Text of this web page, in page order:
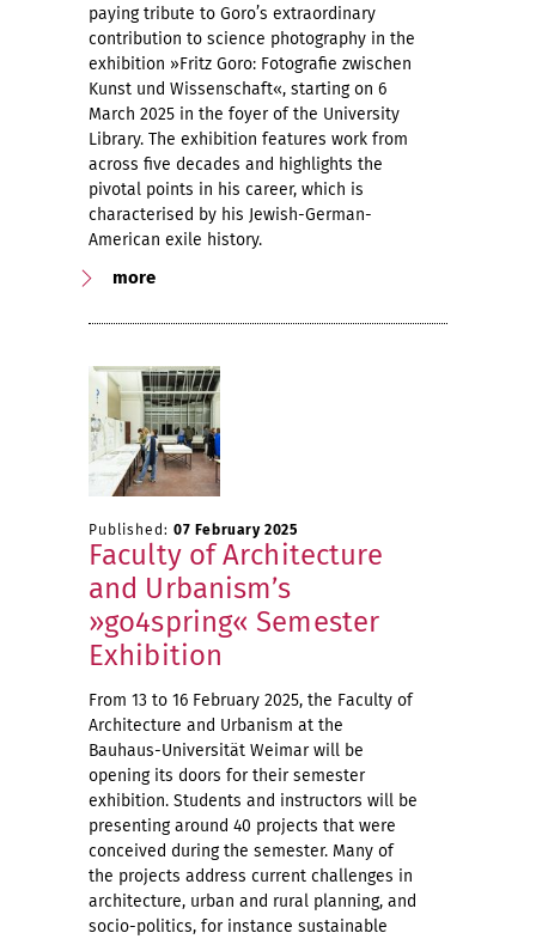
paying tribute to Goro’s extraordinary
contribution to science photography in the
exhibition »Fritz Goro: Fotografie zwischen
Kunst und Wissenschaft«, starting on 6
March 2025 in the foyer of the University
Library. The exhibition features work from
across five decades and highlights the
pivotal points in his career, which is
characterised by his Jewish-German-
American exile history.
more
Published: 07 February 2025
Faculty of Architecture
and Urbanism’s
»go4spring« Semester
Exhibition
From 13 to 16 February 2025, the Faculty of
Architecture and Urbanism at the
Bauhaus-Universität Weimar will be
opening its doors for their semester
exhibition. Students and instructors will be
presenting around 40 projects that were
conceived during the semester. Many of
the projects address current challenges in
architecture, urban and rural planning, and
socio-politics, for instance sustainable